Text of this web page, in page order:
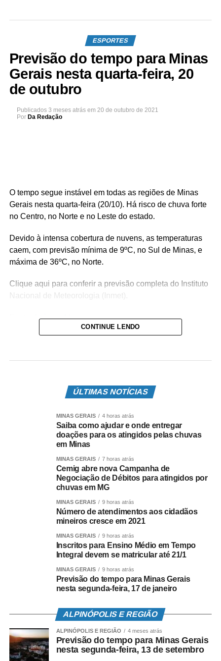
ESPORTES
Previsão do tempo para Minas
Gerais nesta quarta-feira, 20
de outubro
Publicados 3 meses atrás em 20 de outubro de 2021
Por Da Redação
O tempo segue instável em todas as regiões de Minas
Gerais nesta quarta-feira (20/10). Há risco de chuva forte
no Centro, no Norte e no Leste do estado.
Devido à intensa cobertura de nuvens, as temperaturas
caem, com previsão mínima de 9ºC, no Sul de Minas, e
máxima de 36ºC, no Norte.
Clique aqui para conferir a previsão completa do Instituto
Nacional de Meteorologia (Inmet).
Agência Minas
Ponte Preta perde para o Mirassol pelo
CONTINUE LENDO
ÚLTIMAS NOTÍCIAS
MINAS GERAIS 4 horas atrás
Saiba como ajudar e onde entregar
doações para os atingidos pelas chuvas
em Minas
MINAS GERAIS 7 horas atrás
Cemig abre nova Campanha de
Negociação de Débitos para atingidos por
chuvas em MG
MINAS GERAIS 9 horas atrás
Número de atendimentos aos cidadãos
mineiros cresce em 2021
MINAS GERAIS 9 horas atrás
Inscritos para Ensino Médio em Tempo
Integral devem se matricular até 21/1
MINAS GERAIS 9 horas atrás
Previsão do tempo para Minas Gerais
nesta segunda-feira, 17 de janeiro
ALPINÓPOLIS E REGIÃO
ALPINÓPOLIS E REGIÃO 4 meses atrás
Previsão do tempo para Minas Gerais
nesta segunda-feira, 13 de setembro